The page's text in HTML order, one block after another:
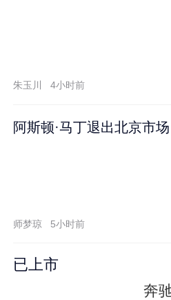
朱玉川 4小时前
阿斯顿·马丁退出北京市
师梦琼 5小时前
已上市
奔